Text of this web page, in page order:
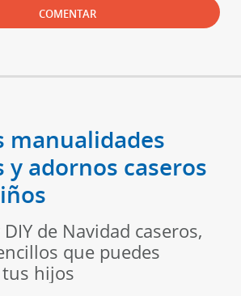
COMENTAR
manualidades
y adornos caseros
de Navidad caseros,
que puedes
hijos